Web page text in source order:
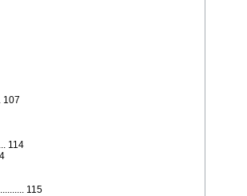
107
114
115